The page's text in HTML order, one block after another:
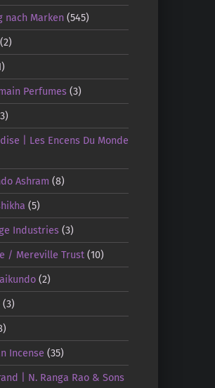
nach Marken (545)
(2)
Perfumes(3)
| Les Encens Du Monde
Ashram (8)
(5)
Industries (3)
/ Mereville Trust(10)
(2)
(3)
Incense (35)
| N. Ranga Rao & Sons